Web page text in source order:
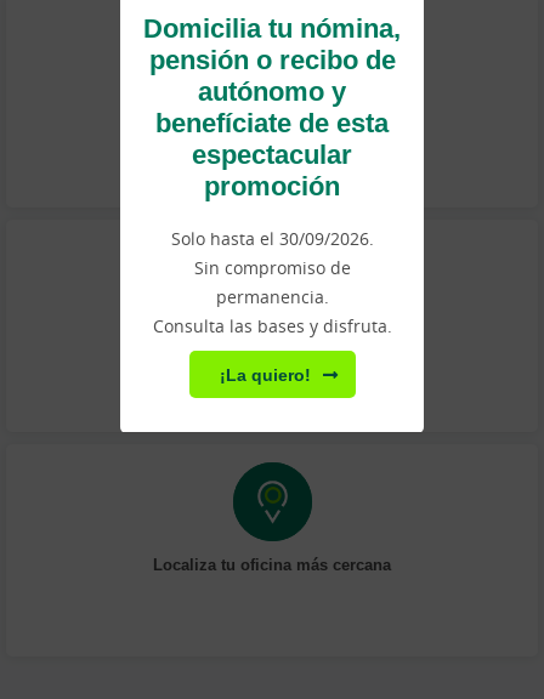
Llámanos
Ayuda y dudas frecuentes
Localiza tu oficina más cercana
Domicilia tu nómina,
pensión o recibo de
autónomo y
benefíciate de esta
espectacular
promoción
Solo hasta el 30/09/2026.
Sin compromiso de
permanencia.
Consulta las bases y disfruta.
¡La quiero!